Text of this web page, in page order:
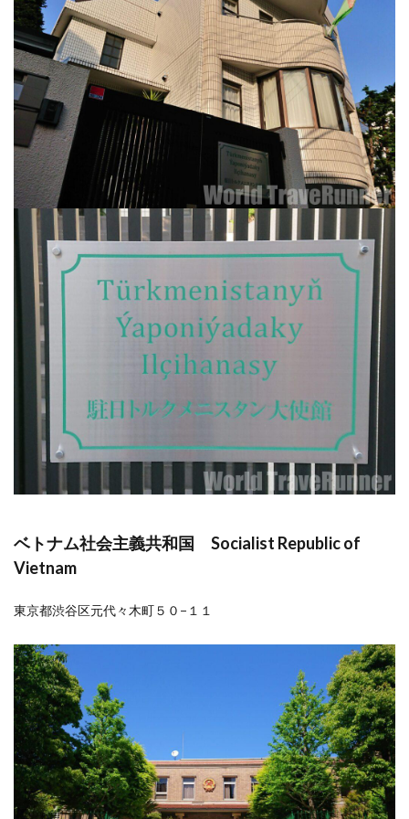
ベトナム社会主義共和国 Socialist Republic of
Vietnam
東京都渋谷区元代々木町５０−１１